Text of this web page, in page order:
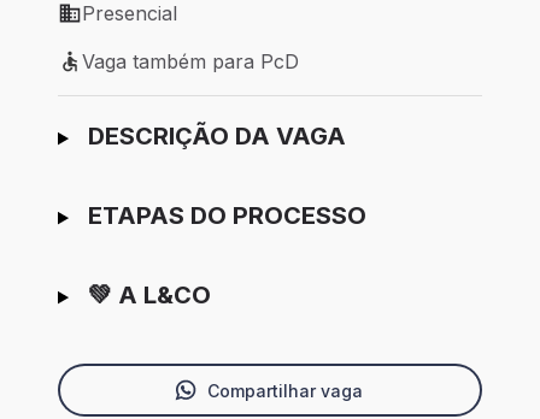
Modelo de trabalho: Presencial
Presencial
Vaga também para PcD
Vaga também para PcD
Ir para candidatura
DESCRIÇÃO DA VAGA
ETAPAS DO PROCESSO
💚 A L&CO
Compartilhar vaga